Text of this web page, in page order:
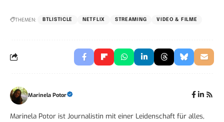
THEMEN: BTLISTICLE NETFLIX STREAMING VIDEO & FILME
Marinela Potor
Marinela Potor ist Journalistin mit einer Leidenschaft für alles,